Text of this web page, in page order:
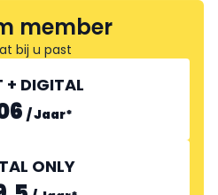
member
bij u past
+ DIGITAL
/Jaar*
ONLY